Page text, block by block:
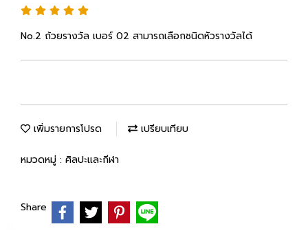
No.2 ถ้วยรางวัล เบอร์ 02 สามารถเลือกชนิดหัวรางวัลได้
เพิ่มรายการโปรด เปรียบเทียบ
หมวดหมู่ : ศิลปะและกีฬา
Share